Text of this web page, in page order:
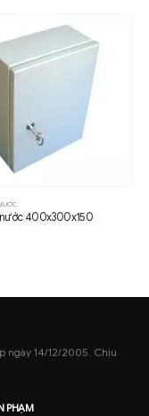
400x300x150
ngày 14/12/2005. Chịu
PHẠM